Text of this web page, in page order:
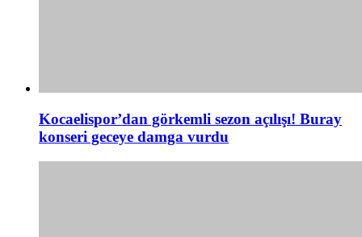
Kocaelispor’dan görkemli sezon açılışı! Buray
konseri geceye damga vurdu